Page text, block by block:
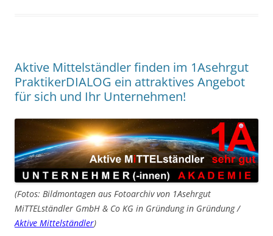
Aktive Mittelständler finden im 1Asehrgut
PraktikerDIALOG ein attraktives Angebot
für sich und Ihr Unternehmen!
(Fotos: Bildmontagen aus Fotoarchiv von 1Asehrgut
MiTTELständler GmbH & Co KG in Gründung in Gründung /
Aktive Mittelständler)